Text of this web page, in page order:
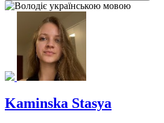
Kaminska Stasya